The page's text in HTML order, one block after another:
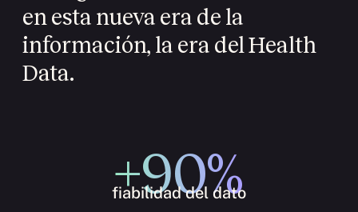
en esta nueva era de la
información, la era del Health
Data.
+90%
fiabilidad del dato